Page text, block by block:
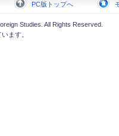
PC版トップへ
Studies. All Rights Reserved.
ます。